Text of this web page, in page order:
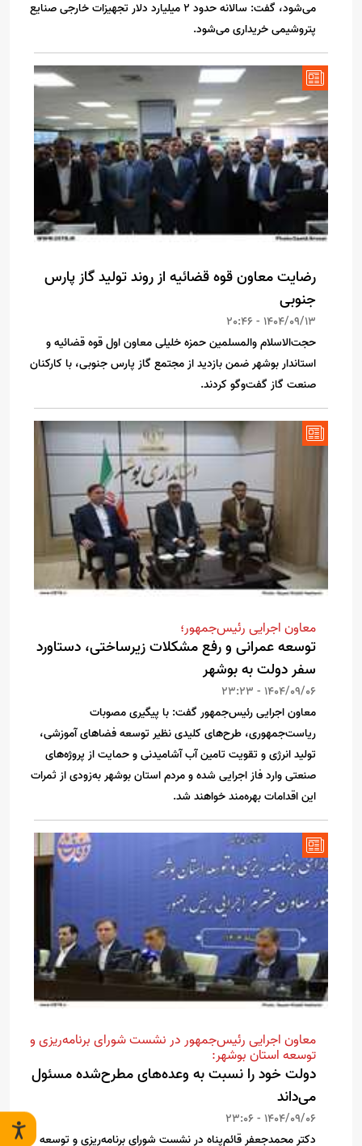
می‌شود، گفت: سالانه حدود ۲ میلیارد دلار تجهیزات خارجی صنایع
پتروشیمی خریداری می‌شود.
رضایت معاون قوه قضائیه از روند تولید گاز پارس
جنوبی
1404/09/13 - 20:46
حجت‌الاسلام والمسلمین حمزه خلیلی معاون اول قوه قضائیه و
استاندار بوشهر ضمن بازدید از مجتمع گاز پارس جنوبی، با کارکنان
صنعت گاز گفت‌وگو کردند.
معاون اجرایی رئیس‌جمهور؛
توسعه عمرانی و رفع مشکلات زیرساختی، دستاورد
سفر دولت به بوشهر
1404/09/06 - 23:23
معاون اجرایی رئیس‌جمهور گفت: با پیگیری مصوبات
ریاست‌جمهوری، طرح‌های کلیدی نظیر توسعه فضاهای آموزشی،
تولید انرژی و تقویت تامین آب آشامیدنی و حمایت از پروژه‌های
صنعتی وارد فاز اجرایی شده و مردم استان بوشهر به‌زودی از ثمرات
این اقدامات بهره‌مند خواهند شد.
معاون اجرایی رئیس‌جمهور در نشست شورای برنامه‌ریزی و
توسعه استان بوشهر:
دولت خود را نسبت به وعده‌های مطرح‌شده مسئول
می‌داند
1404/09/06 - 23:06
دکتر محمدجعفر قائم‌پناه در نشست شورای برنامه‌ریزی و توسعه